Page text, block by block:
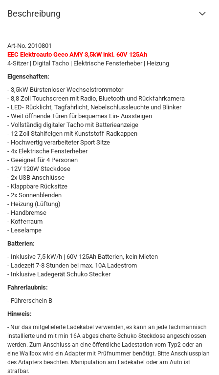
Beschreibung
Art-No. 2010801
EEC Elektroauto Geco AMY 3,5kW inkl. 60V 125Ah
4-Sitzer | Digital Tacho | Elektrische Fensterheber | Heizung
Eigenschaften:
- 3,5kW Bürstenloser Wechselstrommotor
- 8,8 Zoll Touchscreen mit Radio, Bluetooth und Rückfahrkamera
- LED- Rücklicht, Tagfahrlicht, Nebelschlussleuchte und Blinker
- Weit öffnende Türen für bequemes Ein- Aussteigen
- Vollständig digitaler Tacho mit Batterieanzeige
- 12 Zoll Stahlfelgen mit Kunststoff-Radkappen
- Hochwertig verarbeiteter Sport Sitze
- 4x Elektrische Fensterheber
- Geeignet für 4 Personen
- 12V 120W Steckdose
- 2x USB Anschlüsse
- Klappbare Rücksitze
- 2x Sonnenblenden
- Heizung (Lüftung)
- Handbremse
- Kofferraum
- Leselampe
Batterien:
- Inklusive 7,5 kW/h | 60V 125Ah Batterien, kein Mieten
- Ladezeit 7-8 Stunden bei max. 10A Ladestrom
- Inklusive Ladegerät Schuko Stecker
Fahrerlaubnis:
- Führerschein B
Hinweis:
- Nur das mitgelieferte Ladekabel verwenden, es kann an jede fachmännisch
installierte und mit min 16A abgesicherte Schuko Steckdose angeschlossen
werden. Zum Anschluss an eine öffentliche Ladestation vom Typ2 oder an
eine Wallbox wird ein Adapter mit Prüfnummer benötigt. Bitte Anschlussplan
des Adapters beachten. Manipulation am Ladekabel oder am Auto ist
strafbar.